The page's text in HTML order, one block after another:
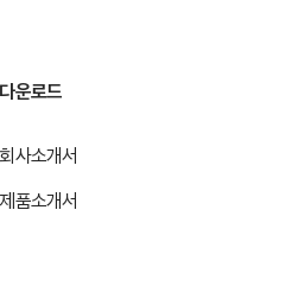
다운로드
회사소개서
제품소개서